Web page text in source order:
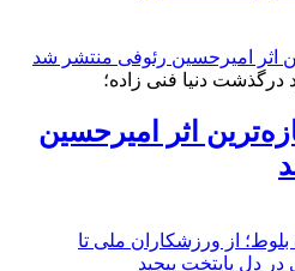
درگذشت دنیا فنی زاده؛
اثر امیرحسین